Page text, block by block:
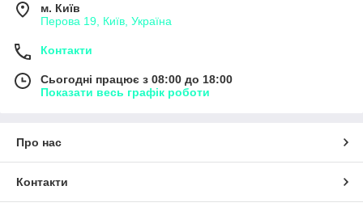
м. Київ
Перова 19, Київ, Україна
Контакти
Сьогодні працює з 08:00 до 18:00
Показати весь графік роботи
Про нас
Контакти